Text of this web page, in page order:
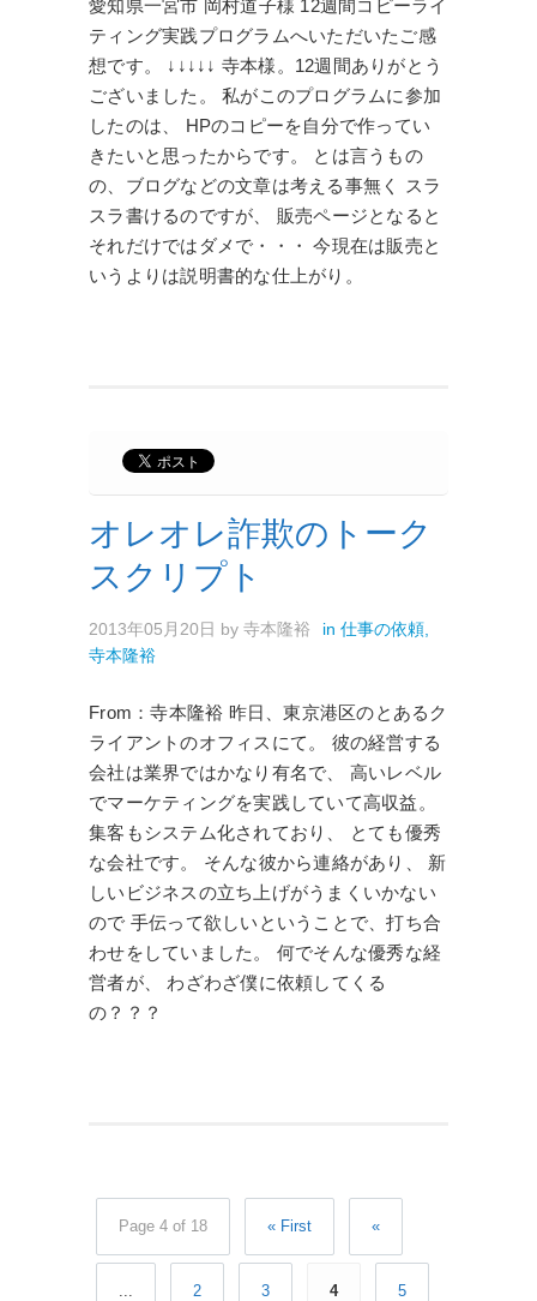
愛知県一宮市 岡村道子様 12週間コピーライ
ティング実践プログラムへいただいたご感
想です。 ↓↓↓↓↓ 寺本様。12週間ありがとう
ございました。 私がこのプログラムに参加
したのは、 HPのコピーを自分で作ってい
きたいと思ったからです。 とは言うもの
の、ブログなどの文章は考える事無く スラ
スラ書けるのですが、 販売ページとなると
それだけではダメで・・・ 今現在は販売と
いうよりは説明書的な仕上がり。
オレオレ詐欺のトーク
スクリプト
2013年05月20日 by 寺本隆裕 in 仕事の依頼
寺本隆裕
From：寺本隆裕 昨日、東京港区のとあるク
ライアントのオフィスにて。 彼の経営する
会社は業界ではかなり有名で、 高いレベル
でマーケティングを実践していて高収益。
集客もシステム化されており、 とても優秀
な会社です。 そんな彼から連絡があり、 新
しいビジネスの立ち上げがうまくいかない
ので 手伝って欲しいということで、打ち合
わせをしていました。 何でそんな優秀な経
営者が、 わざわざ僕に依頼してくる
の？？？
Page 4 of 18 « First «
2 3 4 5